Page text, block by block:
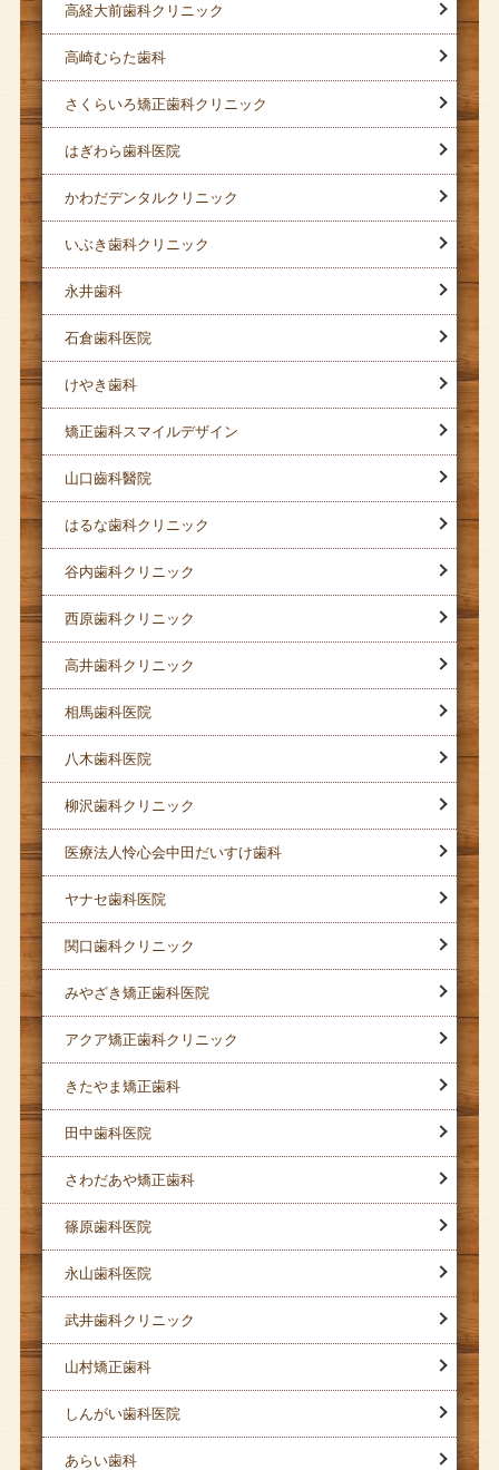
高経大前歯科クリニック
高崎むらた歯科
さくらいろ矯正歯科クリニック
はぎわら歯科医院
かわだデンタルクリニック
いぶき歯科クリニック
永井歯科
石倉歯科医院
けやき歯科
矯正歯科スマイルデザイン
山口齒科醫院
はるな歯科クリニック
谷内歯科クリニック
西原歯科クリニック
高井歯科クリニック
相馬歯科医院
八木歯科医院
柳沢歯科クリニック
医療法人怜心会中田だいすけ歯科
ヤナセ歯科医院
関口歯科クリニック
みやざき矯正歯科医院
アクア矯正歯科クリニック
きたやま矯正歯科
田中歯科医院
さわだあや矯正歯科
篠原歯科医院
永山歯科医院
武井歯科クリニック
山村矯正歯科
しんがい歯科医院
あらい歯科